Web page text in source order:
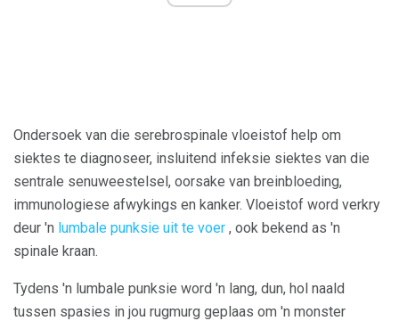
Ondersoek van die serebrospinale vloeistof help om
siektes te diagnoseer, insluitend infeksie siektes van die
sentrale senuweestelsel, oorsake van breinbloeding,
immunologiese afwykings en kanker. Vloeistof word verkry
deur 'n lumbale punksie uit te voer , ook bekend as 'n
spinale kraan.
Tydens 'n lumbale punksie word 'n lang, dun, hol naald
tussen spasies in jou rugmurg geplaas om 'n monster